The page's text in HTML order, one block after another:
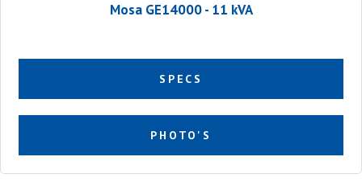
Mosa GE14000 - 11 kVA
SPECS
PHOTO'S